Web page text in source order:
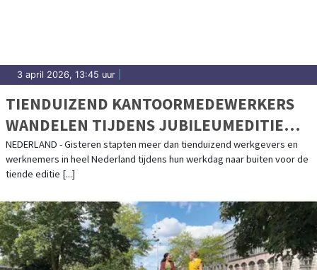
3 april 2026, 13:45 uur
TIENDUIZEND KANTOORMEDEWERKERS
WANDELEN TIJDENS JUBILEUMEDITIE
VAN WANDEL TIJDENS JE WERKDAG
NEDERLAND - Gisteren stapten meer dan tienduizend werkgevers en
werknemers in heel Nederland tijdens hun werkdag naar buiten voor de
tiende editie [...]